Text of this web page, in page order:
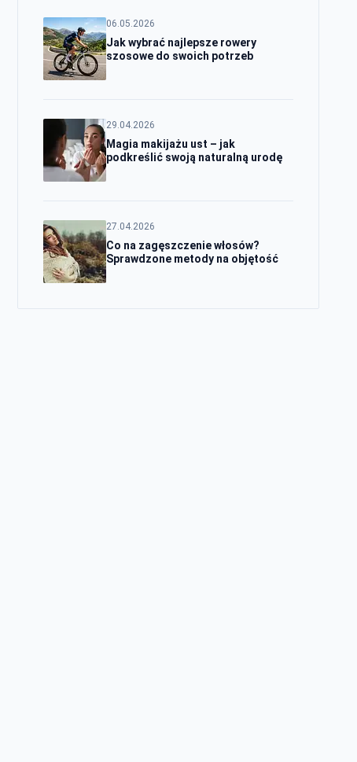
06.05.2026
Jak wybrać najlepsze rowery
szosowe do swoich potrzeb
29.04.2026
Magia makijażu ust – jak
podkreślić swoją naturalną urodę
27.04.2026
Co na zagęszczenie włosów?
Sprawdzone metody na objętość